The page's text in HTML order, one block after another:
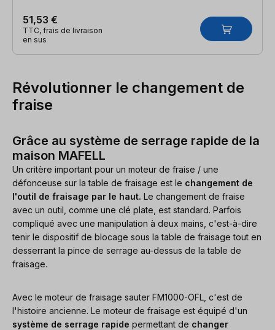
51,53 €
TTC, frais de livraison
en sus
Révolutionner le changement de
fraise
Grâce au système de serrage rapide de la
maison MAFELL
Un critère important pour un moteur de fraise / une
défonceuse sur la table de fraisage est le changement de
l'outil de fraisage par le haut. Le changement de fraise
avec un outil, comme une clé plate, est standard. Parfois
compliqué avec une manipulation à deux mains, c'est-à-dire
tenir le dispositif de blocage sous la table de fraisage tout en
desserrant la pince de serrage au-dessus de la table de
fraisage.
Avec le moteur de fraisage sauter FM1000-OFL, c'est de
l'histoire ancienne. Le moteur de fraisage est équipé d'un
système de serrage rapide permettant de changer